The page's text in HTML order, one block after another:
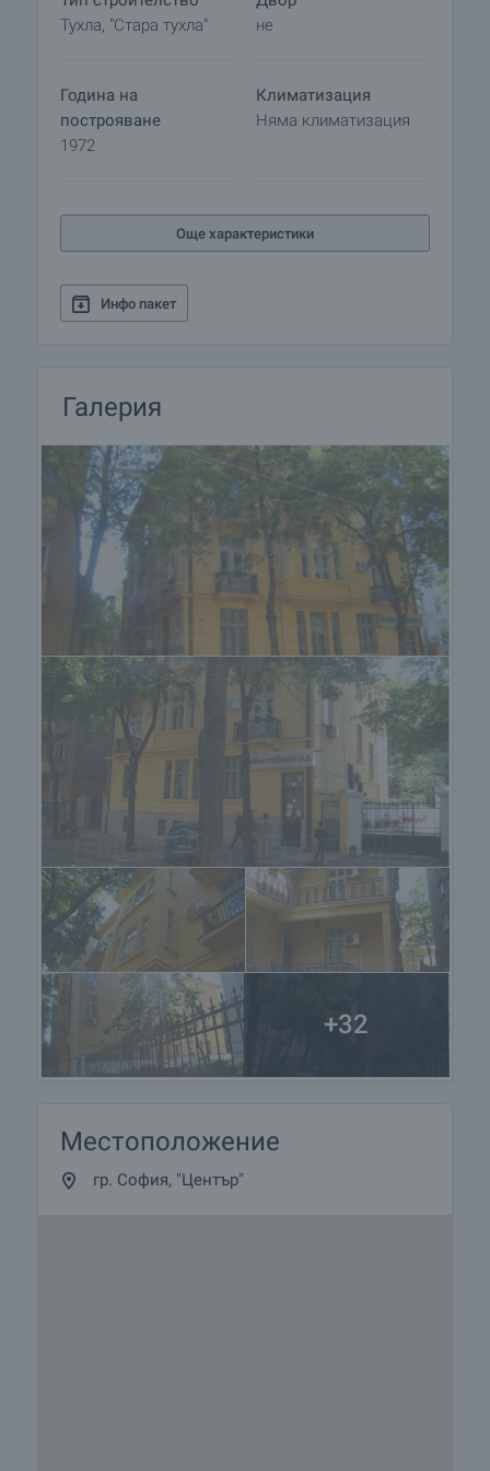
„Св. Св. Кирил и Методи”, като в близост са
разположени множество държавни
съвет, Президентството.
Тухла, "Стара тухла"
не
Година на
построяване
1972
Климатизация
Няма климатизация
Още характеристики
Инфо пакет
Галерия
+32
Местоположение
гр. София, "Център"